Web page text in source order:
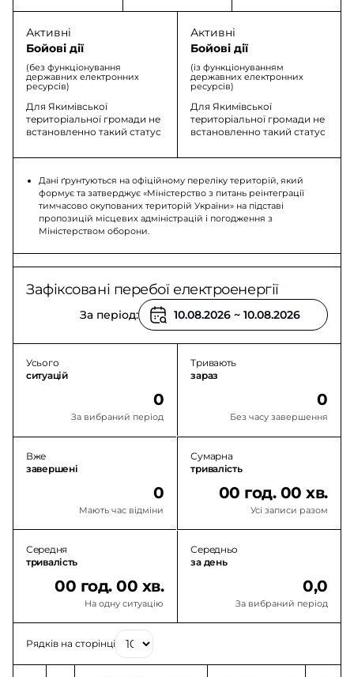
Активні
Бойові дії
(без функціонування
державних електронних
ресурсів)
Для Якимівської
територіальної громади не
встановленно такий статус
Активні
Бойові дії
(із функціонуванням
державних електронних
ресурсів)
Для Якимівської
територіальної громади не
встановленно такий статус
Дані ґрунтуються на офіційному переліку територій, який
формує та затверджує «Міністерство з питань реінтеграції
тимчасово окупованих територій України» на підставі
пропозицій місцевих адміністрацій і погодження з
Міністерством оборони.
Зафіксовані перебої електроенергії
За період:
Усього
ситуацій
0
За вибраний період
Тривають
зараз
0
Без часу завершення
Вже
завершені
0
Мають час відміни
Сумарна
тривалість
00 год. 00 хв.
Усі записи разом
Середня
тривалість
00 год. 00 хв.
На одну ситуацію
Середньо
за день
0,0
За вибраний період
Рядків на сторінці